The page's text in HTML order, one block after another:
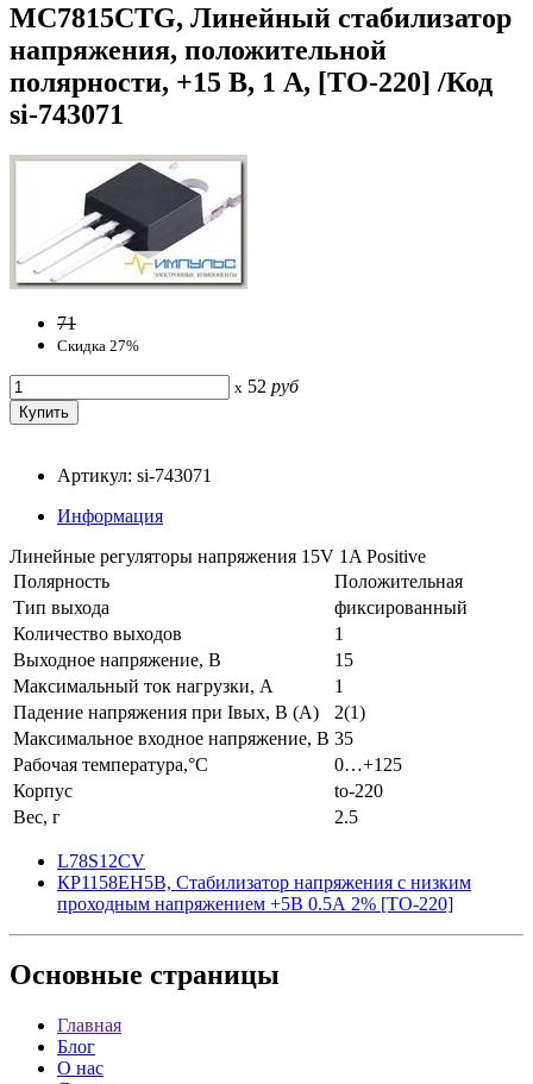
MC7815CTG, Линейный стабилизатор
напряжения, положительной
полярности, +15 В, 1 А, [ТО-220] /Код
si-743071
71
Скидка 27%
x 52 руб
Артикул: si-743071
Информация
Линейные регуляторы напряжения 15V 1A Positive
Полярность
Положительная
Тип выхода
фиксированный
Количество выходов
1
Выходное напряжение, В
15
Максимальный ток нагрузки, А
1
Падение напряжения при Iвых, В (А)
2(1)
Максимальное входное напряжение, В 35
Рабочая температура,°C
0…+125
Корпус
to-220
Вес, г
2.5
L78S12CV
КР1158ЕН5В, Стабилизатор напряжения с низким
проходным напряжением +5В 0.5А 2% [TO-220]
Основные страницы
Главная
Блог
О нас